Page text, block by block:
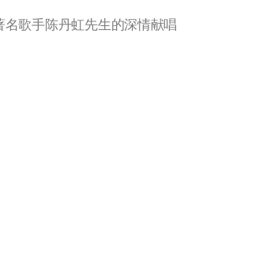
歌手陈丹虹先生的深情献唱